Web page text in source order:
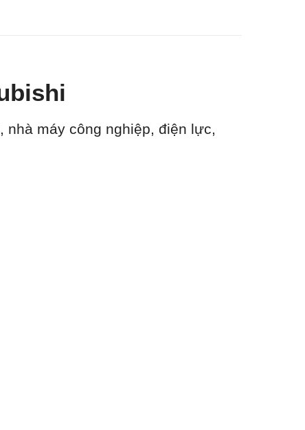
nhà máy công nghiệp, điện lực,